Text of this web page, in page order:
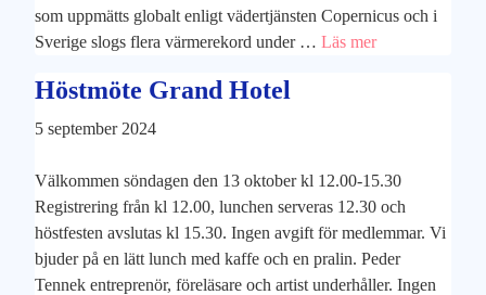
som uppmätts globalt enligt vädertjänsten Copernicus och i
Sverige slogs flera värmerekord under … Läs mer
Höstmöte Grand Hotel
5 september 2024
Välkommen söndagen den 13 oktober kl 12.00-15.30
Registrering från kl 12.00, lunchen serveras 12.30 och
höstfesten avslutas kl 15.30. Ingen avgift för medlemmar. Vi
bjuder på en lätt lunch med kaffe och en pralin. Peder
Tennek entreprenör, föreläsare och artist underhåller. Ingen